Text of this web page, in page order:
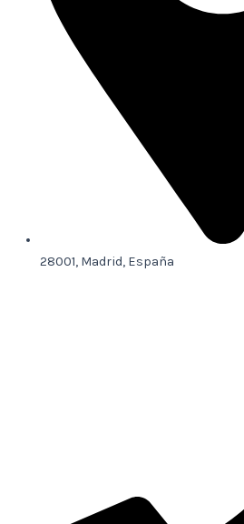
28001, Madrid, España